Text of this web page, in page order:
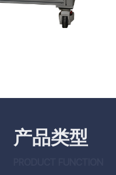
产品类型